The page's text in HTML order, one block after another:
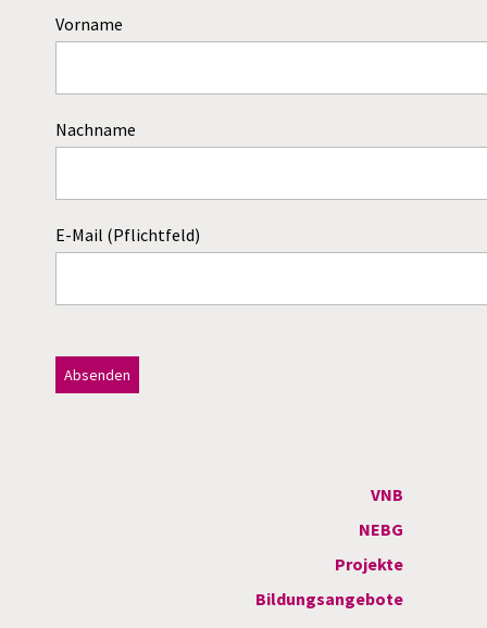
Vorname
Nachname
E-Mail (Pflichtfeld)
VNB
NEBG
Projekte
Bildungsangebote